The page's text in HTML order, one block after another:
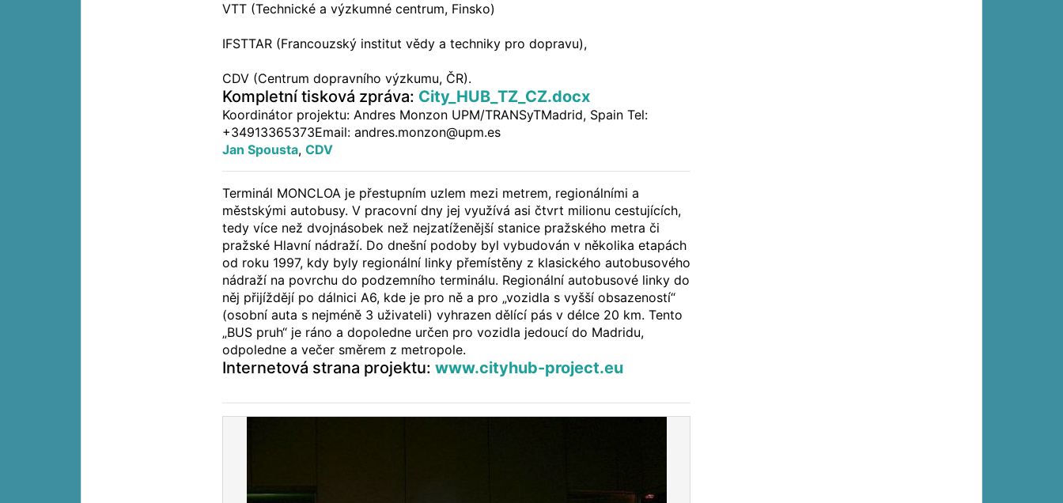
VTT (Technické a výzkumné centrum, Finsko)
IFSTTAR (Francouzský institut vědy a techniky pro dopravu),
CDV (Centrum dopravního výzkumu, ČR).
Kompletní tisková zpráva: City_HUB_TZ_CZ.docx
Koordinátor projektu: Andres Monzon UPM/TRANSyTMadrid, Spain Tel:
+34913365373Email: andres.monzon@upm.es
Jan Spousta,CDV
Terminál MONCLOA je přestupním uzlem mezi metrem, regionálními a
městskými autobusy. V pracovní dny jej využívá asi čtvrt milionu cestujících,
tedy více než dvojnásobek než nejzatíženější stanice pražského metra či
pražské Hlavní nádraží. Do dnešní podoby byl vybudován v několika etapách
od roku 1997, kdy byly regionální linky přemístěny z klasického autobusového
nádraží na povrchu do podzemního terminálu. Regionální autobusové linky do
něj přijíždějí po dálnici A6, kde je pro ně a pro „vozidla s vyšší obsazeností“
(osobní auta s nejméně 3 uživateli) vyhrazen dělící pás v délce 20 km. Tento
„BUS pruh“ je ráno a dopoledne určen pro vozidla jedoucí do Madridu,
odpoledne a večer směrem z metropole.
Internetová strana projektu:www.cityhub-project.eu